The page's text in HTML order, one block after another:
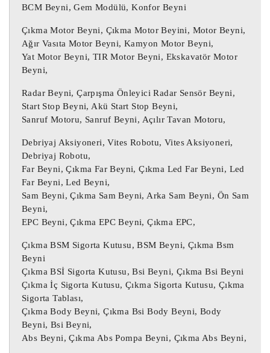
03E906033L Motor Beyni / 03E906033L
Motor Beyni
03E906033L Motor Beyni / 03E906033L
ÇIKMA PARÇA :
Daha önce kullanılmış bir
Üründe bazı kozmetik aşınma izleri
bulunabilir ancak tamamen çalışır
durumdadır ve amaçlandığı gibi
çalışmaktadır.
Yukarıdaki tabloda yer alan parça
numarası parçanızın numarası ile aynı
çalışmayacaktır.
Motor beyni, Oto beyin, Motor beyini,
Oto beyni, Oto beyinci, Abs beyni, Çıkma
Abs beyni,
Çıkma Motor Beyni, Çıkma Oto beyin,
BCM Beyni, Gem Modülü, Konfor Beyni
Çıkma Motor Beyni, Çıkma Motor Beyini, Motor Beyni,
Ağır Vasıta Motor Beyni, Kamyon Motor Beyni,
Yat Motor Beyni, TIR Motor Beyni, Ekskavatör Motor
Beyni,
Radar Beyni, Çarpışma Önleyici Radar Sensör Beyni,
Start Stop Beyni, Akü Start Stop Beyni,
Sanruf Motoru, Sanruf Beyni, Açılır Tavan Motoru,
Debriyaj Aksiyoneri, Vites Robotu, Vites Aksiyoneri,
Debriyaj Robotu,
Far Beyni, Çıkma Far Beyni, Çıkma Led Far Beyni, Led
Far Beyni, Led Beyni,
Sam Beyni, Çıkma Sam Beyni, Arka Sam Beyni, Ön Sam
Beyni,
EPC Beyni, Çıkma EPC Beyni, Çıkma EPC,
Çıkma BSM Sigorta Kutusu, BSM Beyni, Çıkma Bsm
Beyni
Çıkma BSİ Sigorta Kutusu, Bsi Beyni, Çıkma Bsi Beyni
Çıkma İç Sigorta Kutusu, Çıkma Sigorta Kutusu, Çıkma
Sigorta Tablası,
Çıkma Body Beyni, Çıkma Bsi Body Beyni, Body
Beyni, Bsi Beyni,
Abs Beyni, Çıkma Abs Pompa Beyni, Çıkma Abs Beyni,